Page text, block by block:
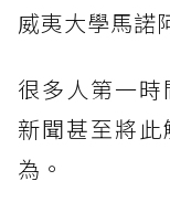
威夷大學馬諾
很多人第一時
新聞甚至將
為。